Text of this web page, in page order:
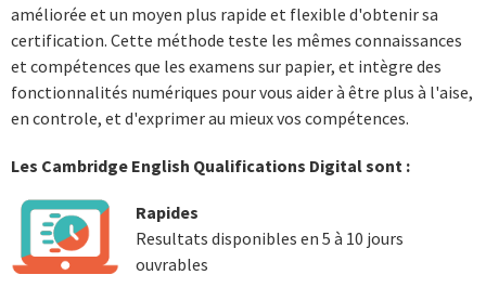
améliorée et un moyen plus rapide et flexible d'obtenir sa
certification. Cette méthode teste les mêmes connaissances
et compétences que les examens sur papier, et intègre des
fonctionnalités numériques pour vous aider à être plus à l'aise,
en controle, et d'exprimer au mieux vos compétences.
Les Cambridge English Qualifications Digital sont :
Rapides
Resultats disponibles en 5 à 10 jours
ouvrables